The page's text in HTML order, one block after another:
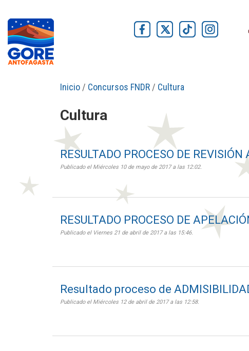
Inicio / Concursos FNDR / Cultura
Cultura
RESULTADO PROCESO DE
Publicado el Miércoles 10 de mayo de 2017 a las 12:02.
RESULTADO PROCESO DE
Publicado el Viernes 21 de abril de 2017 a las 15:46.
Resultado proceso de
Publicado el Miércoles 12 de abril de 2017 a las 12:58.